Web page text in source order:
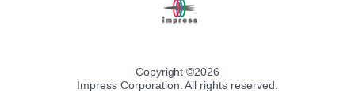
Copyright ©2026
Impress Corporation. All rights reserved.